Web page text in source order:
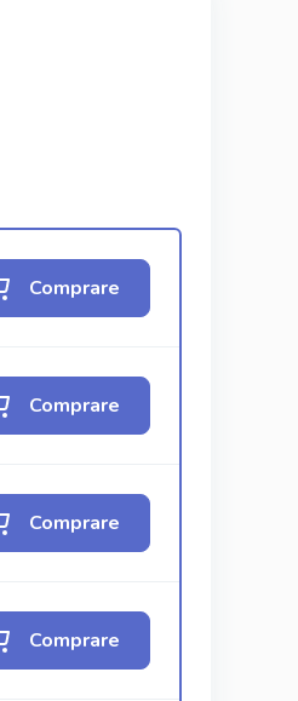
Comprare
Comprare
Comprare
Comprare